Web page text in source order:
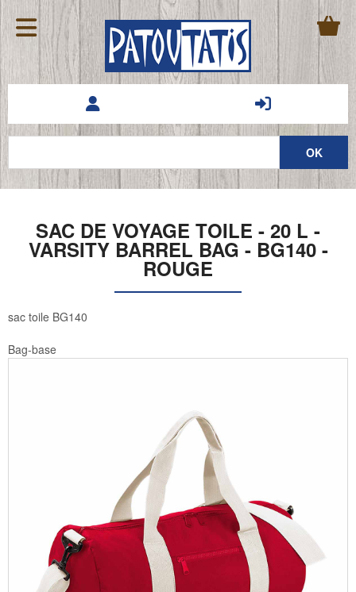
SAC DE VOYAGE TOILE - 20 L -
VARSITY BARREL BAG - BG140 -
ROUGE
sac toile BG140
Bag-base